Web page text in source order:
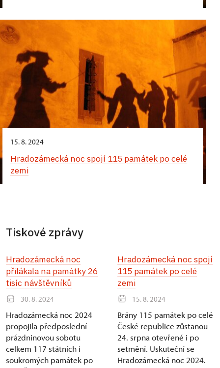
15. 8. 2024
Hradozámecká noc spojí 115 památek po celé
zemi
Tiskové zprávy
Hradozámecká noc
přilákala na památky 26
tisíc návštěvníků
30. 8. 2024
Hradozámecká noc 2024
propojila předposlední
prázdninovou sobotu
celkem 117 státních i
soukromých památek po
Hradozámecká noc spojí
115 památek po celé
zemi
15. 8. 2024
Brány 115 památek po celé
České republice zůstanou
24. srpna otevřené i po
setmění. Uskuteční se
Hradozámecká noc 2024.